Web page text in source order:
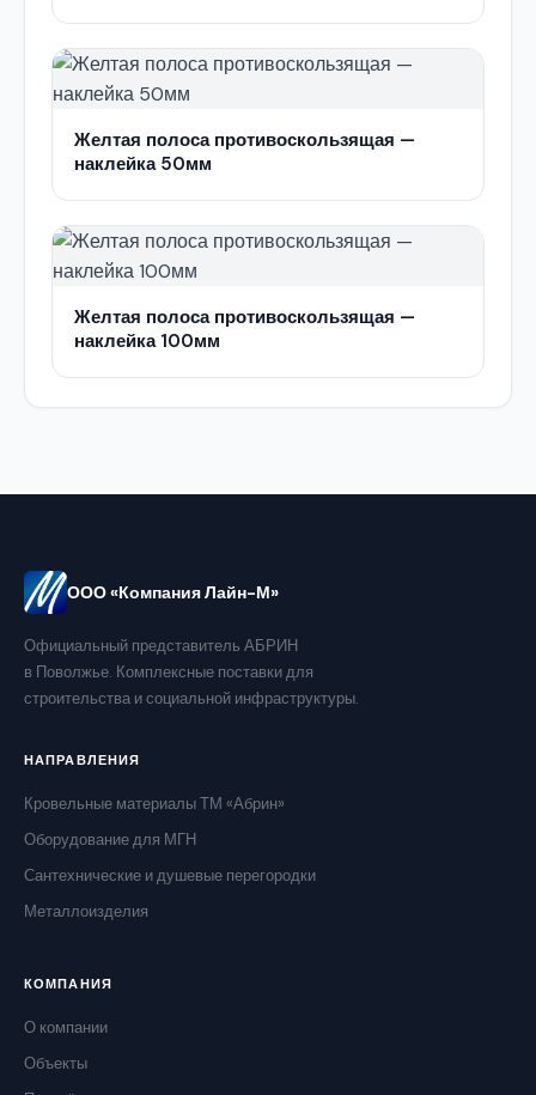
Желтая полоса противоскользящая —
наклейка 50мм
Желтая полоса противоскользящая —
наклейка 100мм
ООО «Компания Лайн-М»
Официальный представитель АБРИН
в Поволжье. Комплексные поставки для
строительства и социальной инфраструктуры.
НАПРАВЛЕНИЯ
Кровельные материалы ТМ «Абрин»
Оборудование для МГН
Сантехнические и душевые перегородки
Металлоизделия
КОМПАНИЯ
О компании
Объекты